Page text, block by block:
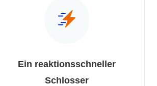
Ein reaktionsschneller
Schlosser